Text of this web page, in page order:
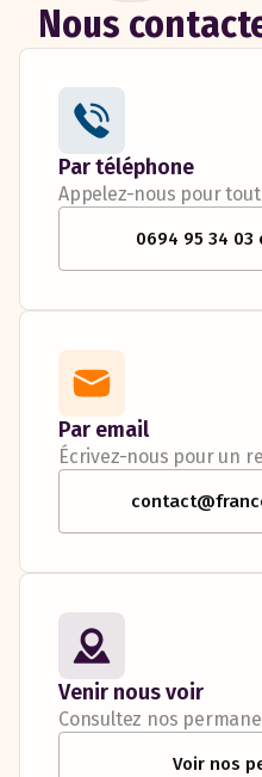
Nous
Par téléphone
Appelez-nous pour
0694 95 34 03
Par email
Écrivez-nous pour un
Venir nous voir
Consultez nos
Voir nos